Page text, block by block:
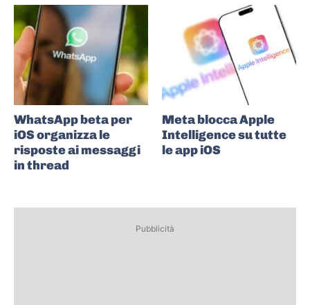
WhatsApp beta per
iOS organizza le
risposte ai messaggi
in thread
Meta blocca Apple
Intelligence su tutte
le app iOS
Pubblicità